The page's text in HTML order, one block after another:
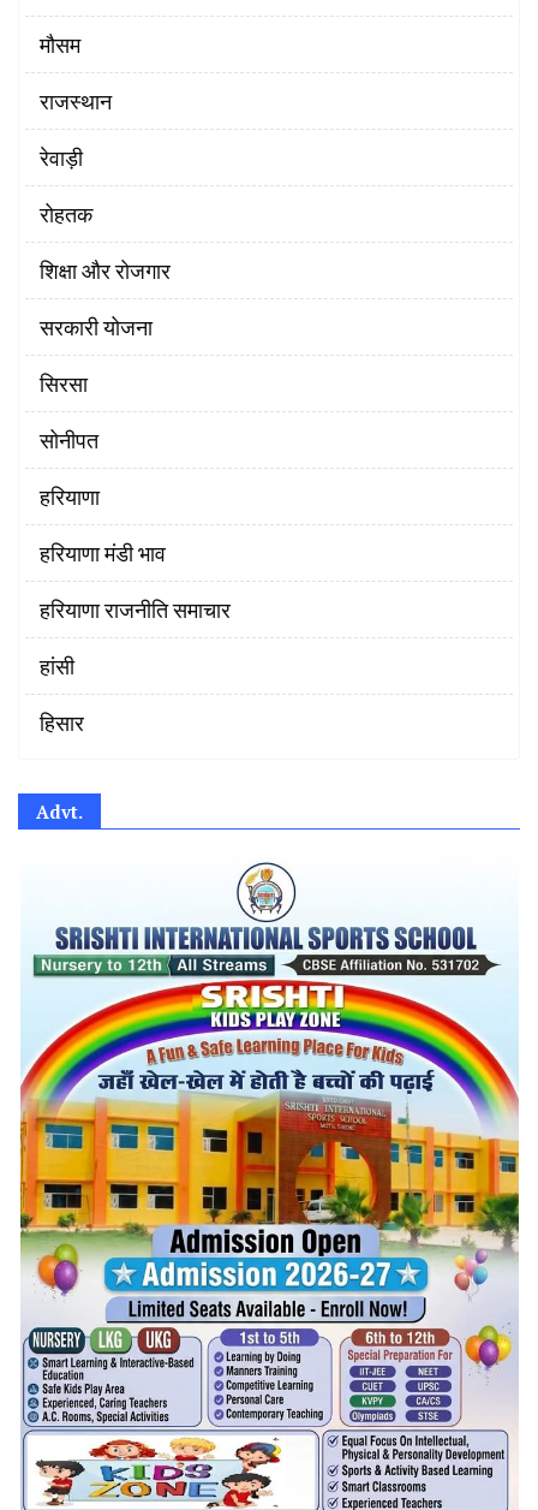
मौसम
राजस्थान
रेवाड़ी
रोहतक
शिक्षा और रोजगार
सरकारी योजना
सिरसा
सोनीपत
हरियाणा
हरियाणा मंडी भाव
हरियाणा राजनीति समाचार
हांसी
हिसार
Advt.